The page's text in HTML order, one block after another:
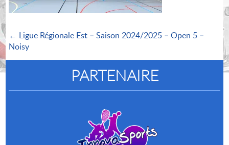
← Ligue Régionale Est – Saison 2024/2025 – Open 5 –
Noisy
PARTENAIRE